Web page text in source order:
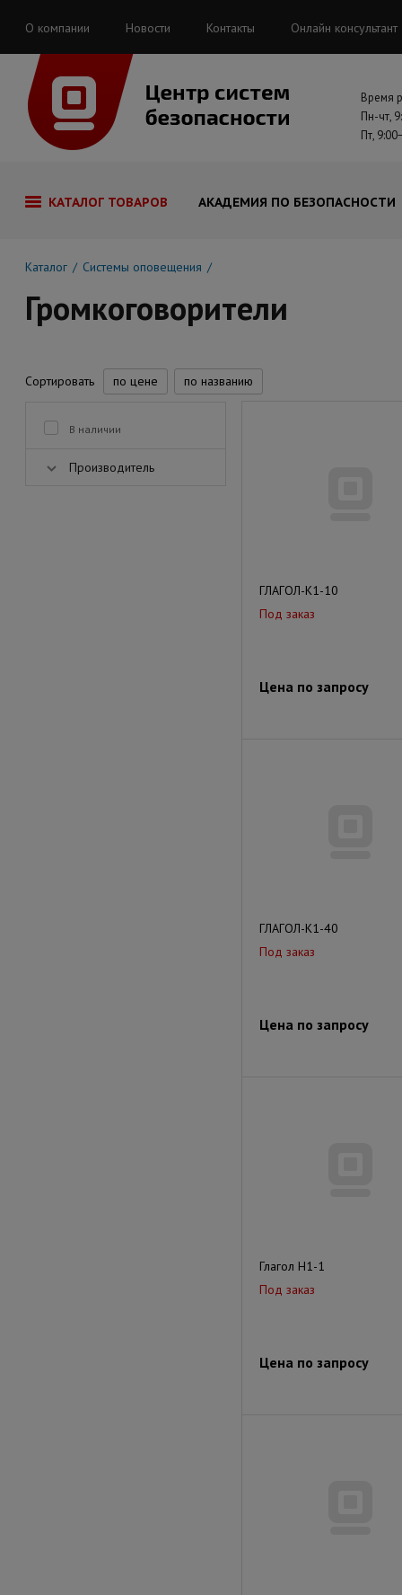
О компании Новости Контакты Онлайн консультант
Время
Пн-чт,
Пт,
КАТАЛОГ ТОВАРОВ АКАДЕМИЯ ПО БЕЗОПАСНОСТИ
Каталог Системы оповещения
Громкоговорители
Сортировать по цене по названию
В наличии
Производитель
ГЛАГОЛ-К1-10
Под заказ
Цена по запросу
ГЛАГОЛ-К1-40
Под заказ
Цена по запросу
Глагол Н1-1
Под заказ
Цена по запросу